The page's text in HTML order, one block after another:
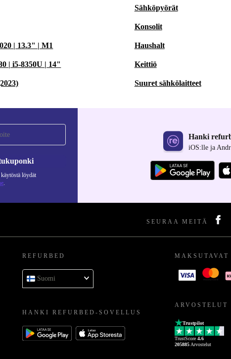
| 13.3" | M1
| i5-8350U | 14"
Sähköpyörät
Konsolit
Haushalt
Keittiö
Suuret sähkölaitteet
löydät
.
Hanki
iOS:lle ja
SEURAA MEITÄ
REFURBED
Suomi
HANKI REFURBED-SOVELLUS
MAKSUTAVAT
ARVOSTELUT
Trustpilot
TrustScore 4.6
205885 Arvostelut